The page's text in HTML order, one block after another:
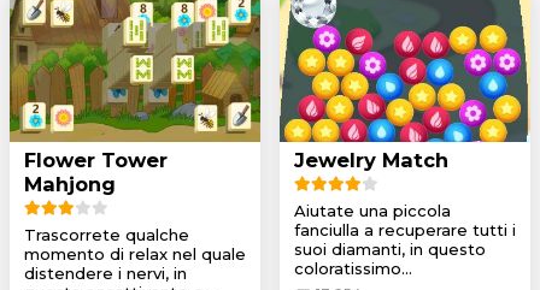
Flower Tower
Mahjong
Trascorrete qualche
momento di relax nel quale
distendere i nervi, in
Jewelry Match
Aiutate una piccola
fanciulla a recuperare tutti i
suoi diamanti, in questo
coloratissimo...